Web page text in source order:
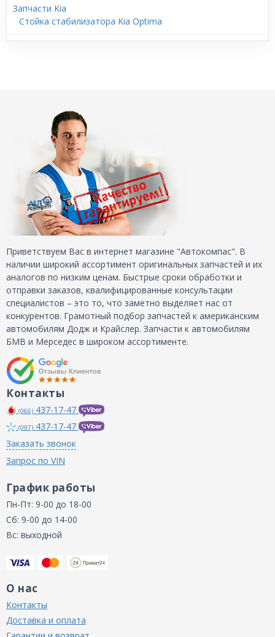
Запчасти Kia
Стойка стабилизатора Kia Optima
Приветствуем Вас в интернет магазине "Автокомпас". В
наличии широкий ассортимент оригинальных запчастей и их
аналогов по низким ценам. Быстрые сроки обработки и
отправки заказов, квалифицированные консультации
специалистов – это то, что заметно выделяет нас от
конкурентов. Грамотный подбор запчастей к американским
автомобилям Додж и Крайслер. Запчасти к автомобилям
БМВ и Мерседес в широком ассортименте.
Контакты
(066) 437-17-47
(097) 437-17-47
Заказать звонок
Запрос по VIN
График работы
Пн-Пт: 9-00 до 18-00
Сб: 9-00 до 14-00
Вс: выходной
О нас
Контакты
Доставка и оплата